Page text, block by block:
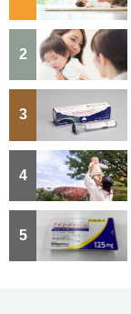
2
3
4
5